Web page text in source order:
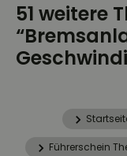
51 weitere
Führerschein